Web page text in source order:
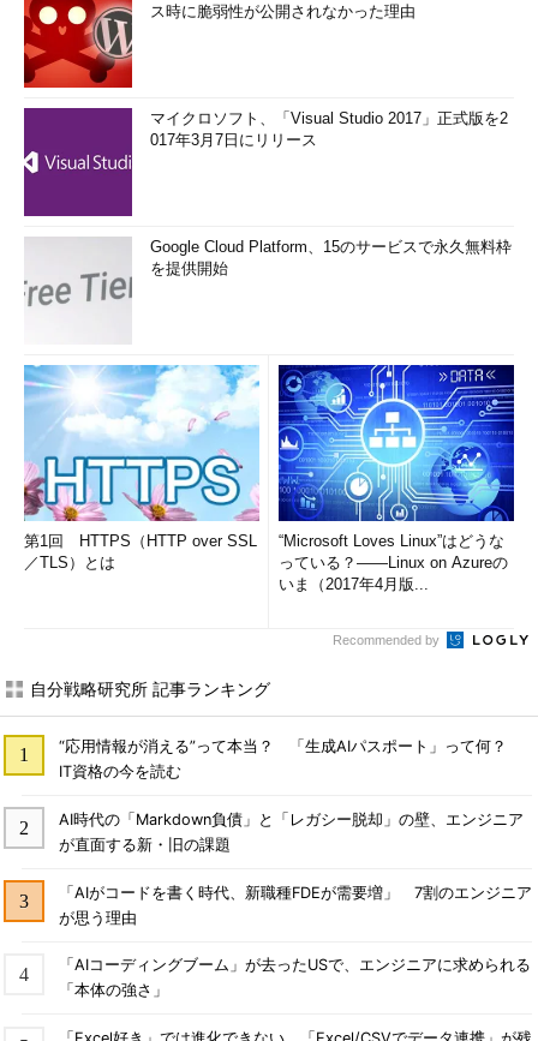
ス時に脆弱性が公開されなかった理由
マイクロソフト、「Visual Studio 2017」正式版を2
017年3月7日にリリース
Google Cloud Platform、15のサービスで永久無料枠
を提供開始
第1回 HTTPS（HTTP over SSL
／TLS）とは
“Microsoft Loves Linux”はどうな
っている？――Linux on Azureの
いま（2017年4月版...
Recommended by
自分戦略研究所 記事ランキング
“応用情報が消える”って本当？ 「生成AIパスポート」って何？
IT資格の今を読む
AI時代の「Markdown負債」と「レガシー脱却」の壁、エンジニア
が直面する新・旧の課題
「AIがコードを書く時代、新職種FDEが需要増」 7割のエンジニア
が思う理由
「AIコーディングブーム」が去ったUSで、エンジニアに求められる
「本体の強さ」